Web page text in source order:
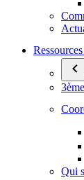
Qui